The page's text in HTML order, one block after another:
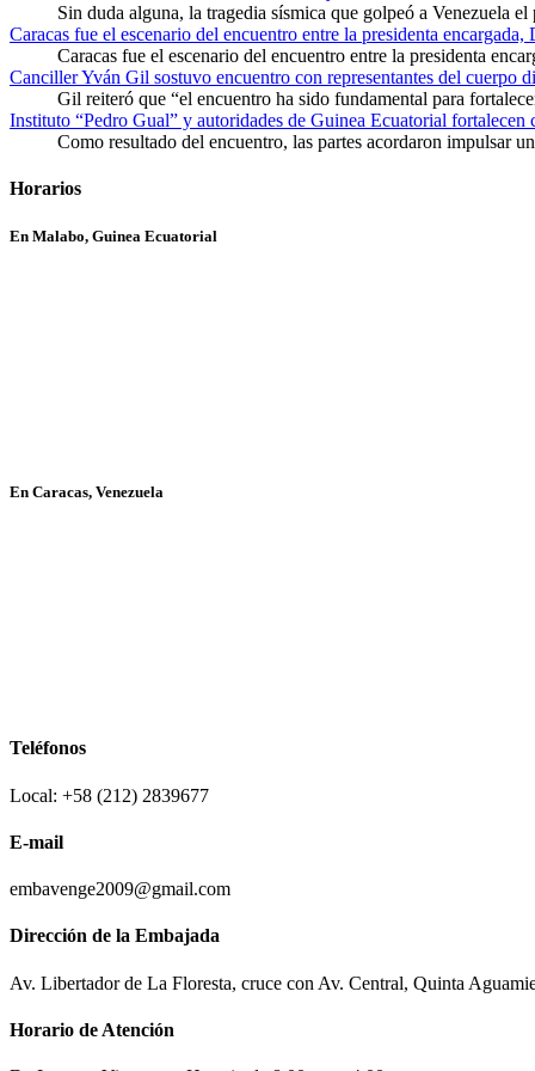
Sin duda alguna, la tragedia sísmica que golpeó a Venezuela
Caracas fue el escenario del encuentro entre la presidenta
Caracas fue el escenario del encuentro entre la presidenta
Canciller Yván Gil sostuvo encuentro con representantes del cuerpo
Gil reiteró que “el encuentro ha sido fundamental para
Instituto “Pedro Gual” y autoridades de Guinea Ecuatorial
Como resultado del encuentro, las partes acordaron impulsar
Horarios
En Malabo, Guinea Ecuatorial
En Caracas, Venezuela
Teléfonos
Local: +58 (212) 2839677
E-mail
embavenge2009@gmail.com
Dirección de la Embajada
Av. Libertador de La Floresta, cruce con Av. Central, Quinta
Horario de Atención